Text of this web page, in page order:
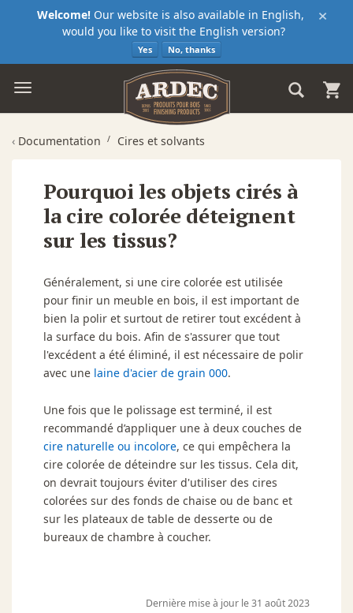
×
Welcome! Our website is also available in English,
would you like to visit the English version?
Yes No, thanks
‹ Documentation Cires et solvants
Pourquoi les objets cirés à
la cire colorée déteignent
sur les tissus?
Généralement, si une cire colorée est utilisée
pour finir un meuble en bois, il est important de
bien la polir et surtout de retirer tout excédent à
la surface du bois. Afin de s'assurer que tout
l'excédent a été éliminé, il est nécessaire de polir
avec une laine d'acier de grain 000.
Une fois que le polissage est terminé, il est
recommandé d’appliquer une à deux couches de
cire naturelle ou incolore, ce qui empêchera la
cire colorée de déteindre sur les tissus. Cela dit,
on devrait toujours éviter d'utiliser des cires
colorées sur des fonds de chaise ou de banc et
sur les plateaux de table de desserte ou de
bureaux de chambre à coucher.
Dernière mise à jour le 31 août 2023